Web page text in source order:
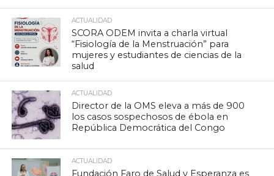
ACTUALIDAD
SCORA ODEM invita a charla virtual
“Fisiología de la Menstruación” para
mujeres y estudiantes de ciencias de la
salud
ACTUALIDAD
Director de la OMS eleva a más de 900
los casos sospechosos de ébola en
República Democrática del Congo
ACTUALIDAD